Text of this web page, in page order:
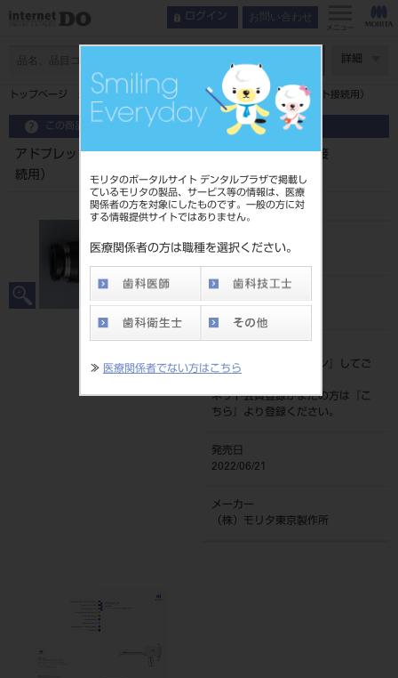
モリタのポータルサイト デンタルプラザで掲載し
ているモリタの製品、サービス等の情報は、医療
関係者の方を対象にしたものです。一般の方に対
する情報提供サイトではありません。
医療関係者の方は職種を選択ください。
≫ 医療関係者でない方はこちら
ログイン お問い合わせ
メニュー
詳細
トップページ アドプレップ給気ジョイントGタイプ（GC社ユニット接続用）
この商品に関するお問い合わせ
アドプレップ給気ジョイントGタイプ（GC社ユニット接
続用）
品目コード
201030066
価格の確認は『
ログイン
』してご
ネット会員登録がまだの方は『
こ
ちら
』より登録ください。
発売日
2022/06/21
メーカー
（株）モリタ東京製作所
インデックス 使用方法
製品情報